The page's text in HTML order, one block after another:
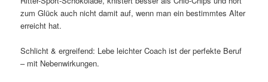
zum Glück auch nicht damit auf, wenn man ein bestimmtes Alter
erreicht hat.
Schlicht & ergreifend: Lebe leichter Coach ist der perfekte Beruf
– mit Nebenwirkungen.